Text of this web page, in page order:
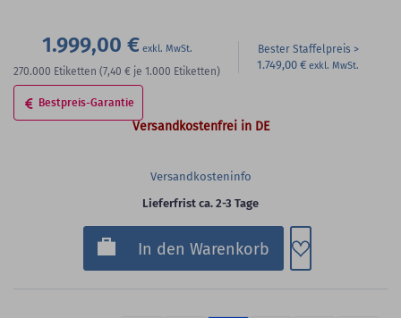
1.999,00 €
270.000 Etiketten (7,40 € je 1.000 Etiketten)
Bester Staffelpreis
1.749,00 €
Bestpreis-Garantie
Versandkostenfrei in DE
Versandkosteninfo
Lieferfrist ca. 2-3 Tage
In den Warenkorb Zum